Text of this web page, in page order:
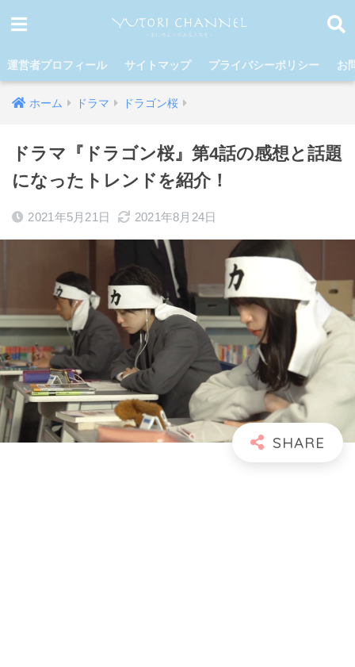
運営者プロフィール サイトマップ プライバシーポリシー お
ホーム ドラマ ドラゴン桜
ドラマ『ドラゴン桜』第4話の感想と話題
になったトレンドを紹介！
2021年5月21日 2021年8月24日